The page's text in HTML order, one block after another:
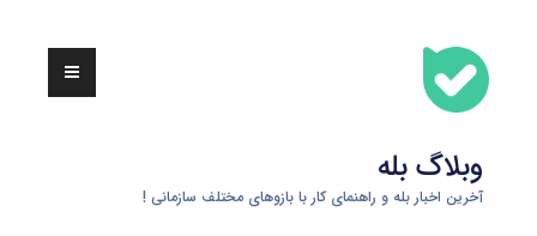
content
وبلاگ بله
آخرین اخبار بله و راهنمای کار با بازوهای مختلف سازمانی !